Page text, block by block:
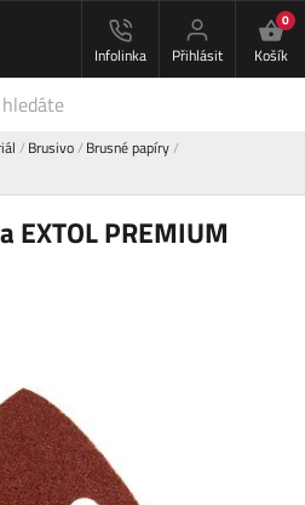
Infolinka Přihlásit
0
Košík
Brusivo Brusné papíry
PREMIUM